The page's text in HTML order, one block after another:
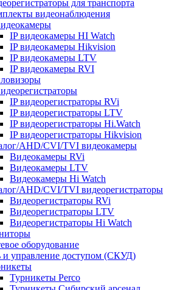
для транспорта
видеонаблюдения
IP видеокамеры HI Watch
IP видеокамеры Hikvision
IP видеокамеры LTV
IP видеокамеры RVI
IP видеорегистраторы RVi
IP видеорегистраторы LTV
IP видеорегистраторы Hi.Watch
IP видеорегистраторы Hikvision
AHD/CVI/TVI видеокамеры
Видеокамеры RVi
Видеокамеры LTV
Видеокамеры Hi Watch
AHD/CVI/TVI видеорегистраторы
Видеорегистраторы RVi
Видеорегистраторы LTV
Видеорегистраторы Hi Watch
оборудование
и управление доступом (СКУД)
Турникеты Perco